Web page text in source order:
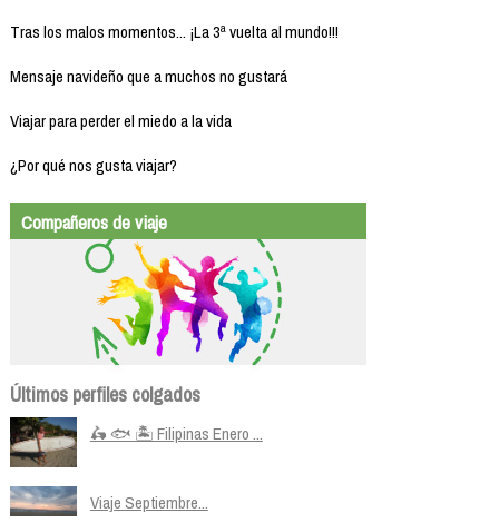
Tras los malos momentos... ¡La 3ª vuelta al mundo!!!
Mensaje navideño que a muchos no gustará
Viajar para perder el miedo a la vida
¿Por qué nos gusta viajar?
Compañeros de viaje
Últimos perfiles colgados
🛵 🐟 🏝️ Filipinas Enero ...
Viaje Septiembre...